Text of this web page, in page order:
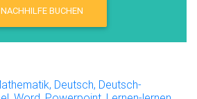
NACHHILFE BUCHEN
Deutsch, Deutsch-